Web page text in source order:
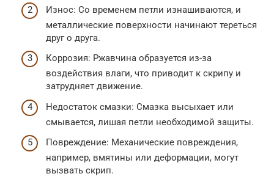
Износ: Со временем петли изнашиваются, и
металлические поверхности начинают тереться
друг о друга.
Коррозия: Ржавчина образуется из-за
воздействия влаги, что приводит к скрипу и
затрудняет движение.
Недостаток смазки: Смазка высыхает или
смывается, лишая петли необходимой защиты.
Повреждение: Механические повреждения,
например, вмятины или деформации, могут
вызвать скрип.